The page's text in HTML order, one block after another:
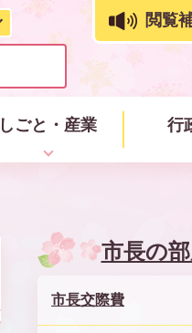
閲覧
しごと・産業 行
市長の
市長交際費